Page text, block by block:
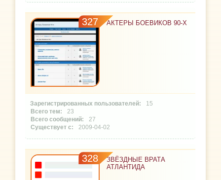
327 АКТЕРЫ БОЕВИКОВ 90-Х
15
23
27
2009-04-02
328
ЗВЁЗДНЫЕ ВРАТА
АТЛАНТИДА